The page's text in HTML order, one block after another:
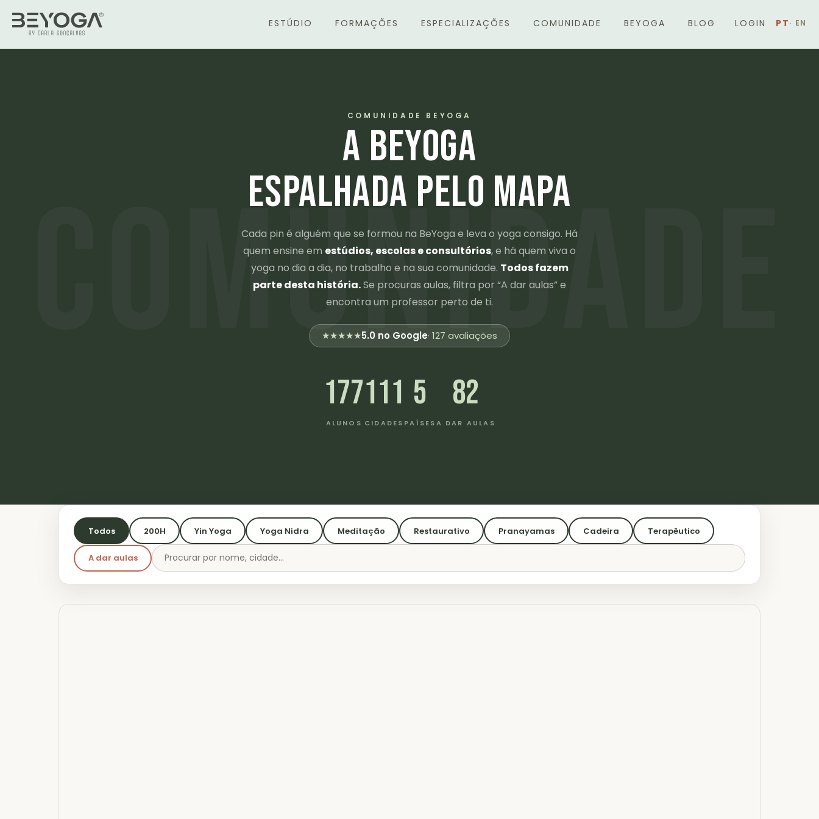
ESTÚDIO FORMAÇÕES ESPECIALIZAÇÕES COMUNIDADE BEYOGA BLOG LOGIN
COMUNIDADE BEYOGA
A BEYOGA
ESPALHADA PELO MAPA
Cada pin é alguém que se formou na BeYoga e leva o yoga consigo. Há
quem ensine em estúdios, escolas e consultórios, e há quem viva o
yoga no dia a dia, no trabalho e na sua comunidade. Todos fazem
parte desta história.Se procuras aulas, filtra por “A dar aulas” e
encontra um professor perto de ti.
★★★★★5.0 no Google· 127 avaliações
177
ALUNOS
111
CIDADES
5
PAÍSES
82
A DAR AULAS
Todos 200H Yin Yoga Yoga Nidra Meditação Restaurativo Pranayamas Cadeira Terapêutico
A dar aulas